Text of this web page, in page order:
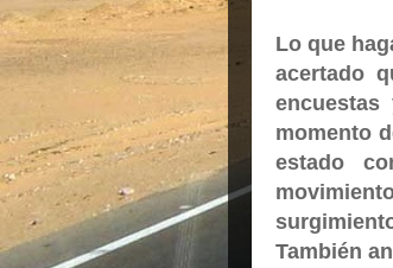
Lo que
acertado
momento
estado
También